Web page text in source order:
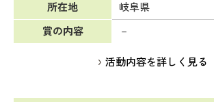
所在地
岐阜県
賞の内容
－
活動内容を詳しく見る